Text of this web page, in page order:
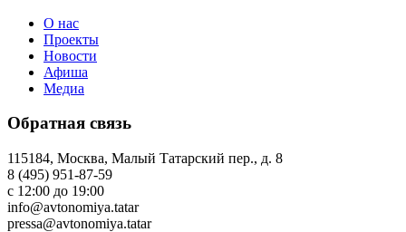
О нас
Проекты
Новости
Афиша
Медиа
Обратная связь
115184, Москва, Малый Татарский пер., д. 8
8 (495) 951-87-59
с 12:00 до 19:00
info@avtonomiya.tatar
pressa@avtonomiya.tatar